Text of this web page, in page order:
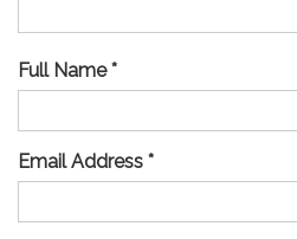
Full Name *
Email Address *